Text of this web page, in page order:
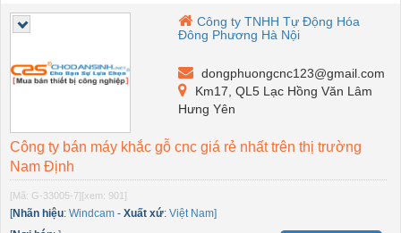
Công ty TNHH Tự Động Hóa
Đông Phương Hà Nội
dongphuongcnc123@gmail.com
Km17, QL5 Lạc Hồng Văn Lâm
Hưng Yên
Công ty bán máy khắc gỗ cnc giá rẻ nhất trên thị trường
Nam Định
[Mã: G-33005-7] [xem: 901]
[Nhãn hiệu: Windcam - Xuất xứ: Việt Nam]